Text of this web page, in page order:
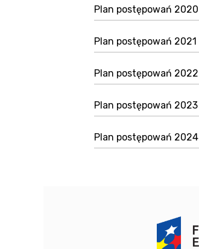
Plan postępowań 2020
Plan postępowań 2021
Plan postępowań 2022
Plan postępowań 2023
Plan postępowań 2024